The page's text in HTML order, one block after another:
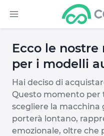
Ecco le
per i modelli
Hai deciso di
Questo momento
scegliere la macchina
porterà lontano,
emozionale, oltre che